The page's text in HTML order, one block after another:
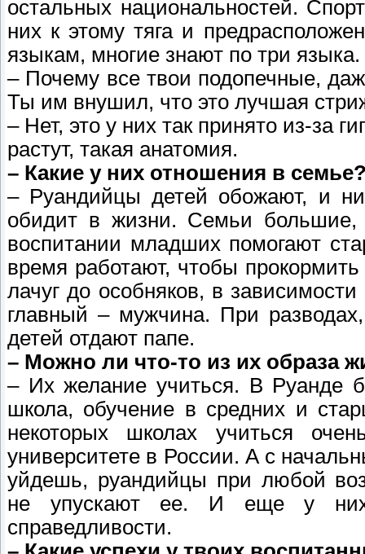
остальных национальностей.
них к этому тяга и
языкам, многие знают по три языка.
– Почему все твои подопечные,
Ты им внушил, что это лучшая
– Нет, это у них так принято из-за
растут, такая анатомия.
– Какие у них отношения в
– Руандийцы детей обожают, и
обидит в жизни. Семьи
воспитании младших помогают
время работают, чтобы
лачуг до особняков, в
главный – мужчина. При
детей отдают папе.
– Можно ли что-то из их образа
– Их желание учиться. В Руанде
школа, обучение в средних и
некоторых школах учиться
университете в России. А с
уйдешь, руандийцы при любой
не упускают ее. И еще у них
справедливости.